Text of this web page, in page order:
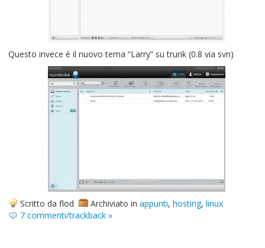
Questo invece è il nuovo tema “Larry” su trunk (0.8 via svn)
Scritto da flod Archiviato in appunti, hosting, linux
7 commenti/trackback »